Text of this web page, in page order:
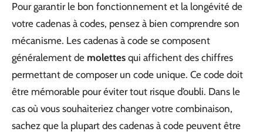
Pour garantir le bon fonctionnement et la longévité de
votre cadenas à codes, pensez à bien comprendre son
mécanisme. Les cadenas à code se composent
généralement de molettes qui affichent des chiffres
permettant de composer un code unique. Ce code doit
être mémorable pour éviter tout risque d’oubli. Dans le
cas où vous souhaiteriez changer votre combinaison,
sachez que la plupart des cadenas à code peuvent être